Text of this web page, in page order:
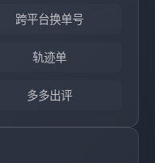
跨平台换单号
轨迹单
多多出评